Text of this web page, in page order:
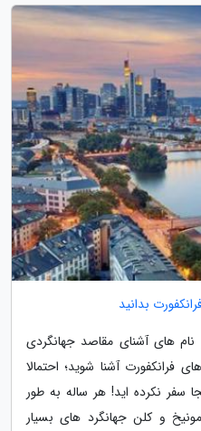
بدانید
های آشنای مقاصد جهانگردی
فرانکفورت آشنا شوید؛ احتمالا
سفر نکرده اید! هر ساله به طور
و کلن جهانگرد های بسیار